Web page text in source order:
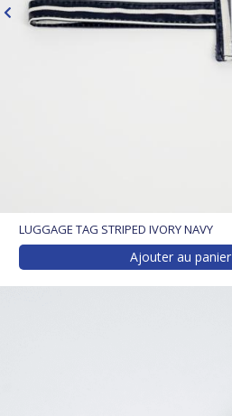
LUGGAGE TAG STRIPED IVORY NAVY
Ajouter au panier